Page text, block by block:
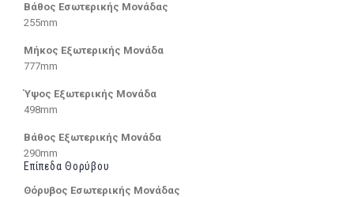
Βάθος Εσωτερικής Μονάδας
255mm
Μήκος Εξωτερικής Μονάδα
777mm
Ύψος Εξωτερικής Μονάδα
498mm
Βάθος Εξωτερικής Μονάδα
290mm
Επίπεδα Θορύβου
Θόρυβος Εσωτερικής Μονάδας